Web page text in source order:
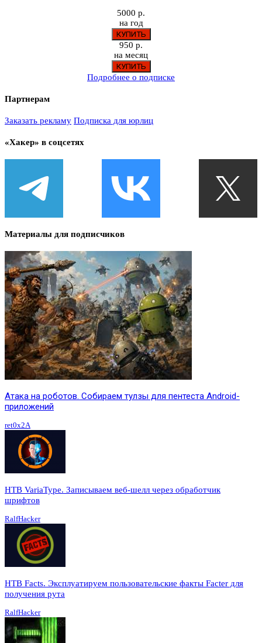
5000 р.
на год
950 р.
на месяц
Подробнее о подписке
Партнерам
Заказать рекламу Подписка для юрлиц
«Хакер» в соцсетях
Материалы для подписчиков
Атака на роботов. Собираем тулзы для пентеста Android-
приложений
ret0x2A
HTB VariaType. Записываем веб-шелл через обработчик
шрифтов
RalfHacker
HTB Facts. Эксплуатируем пользовательские факты Facter для
получения рута
RalfHacker